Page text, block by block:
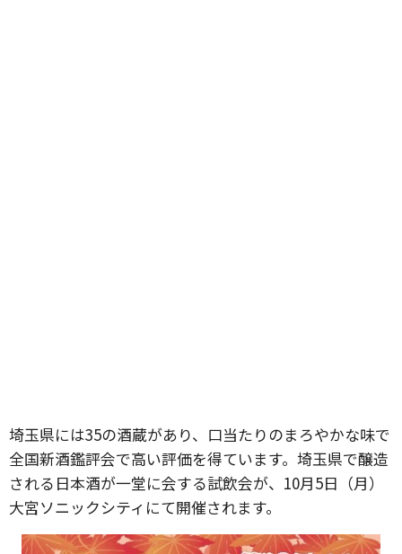
埼玉県には35の酒蔵があり、口当たりのまろやかな味で
全国新酒鑑評会で高い評価を得­ています。埼玉県で醸造
される日本酒が一堂に会する試飲会が、10月5日（月）
大宮ソニックシティにて開催されます。